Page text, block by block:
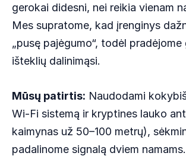
gerokai didesni, nei reikia vienam
Mes supratome, kad įrenginys
„pusę pajėgumo“, todėl
išteklių dalinimąsi.
Mūsų patirtis: Naudodami
Wi-Fi sistemą ir kryptines lauko
kaimynas už 50–100 metrų),
padalinome signalą dviem